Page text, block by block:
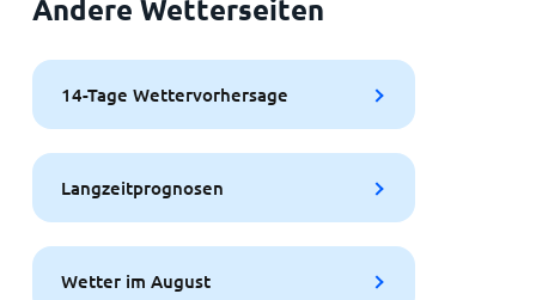
Andere Wetterseiten
14-Tage Wettervorhersage
Langzeitprognosen
Wetter im August